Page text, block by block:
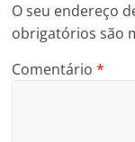
O seu endereço
obrigatórios são
Comentário*